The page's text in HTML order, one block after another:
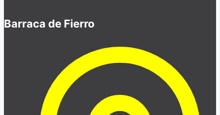
Barraca de Fierro